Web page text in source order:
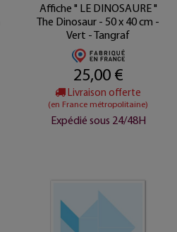
Affiche " LE DINOSAURE "
The Dinosaur - 50 x 40 cm -
Vert - Tangraf
25,00 €
Livraison offerte
(en France métropolitaine)
Expédié sous 24/48H